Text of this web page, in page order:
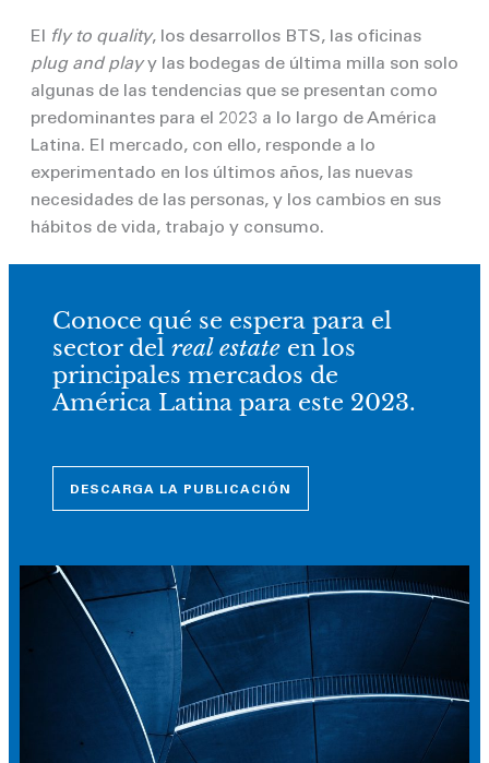
El fly to quality, los desarrollos BTS, las oficinas
plug and playy las bodegas de última milla son solo
algunas de las tendencias que se presentan como
predominantes para el 2023 a lo largo de América
Latina. El mercado, con ello, responde a lo
experimentado en los últimos años, las nuevas
necesidades de las personas, y los cambios en sus
hábitos de vida, trabajo y consumo.
Conoce qué se espera para el
sector del real estateen los
principales mercados de
América Latina para este 2023.
DESCARGA LA PUBLICACIÓN